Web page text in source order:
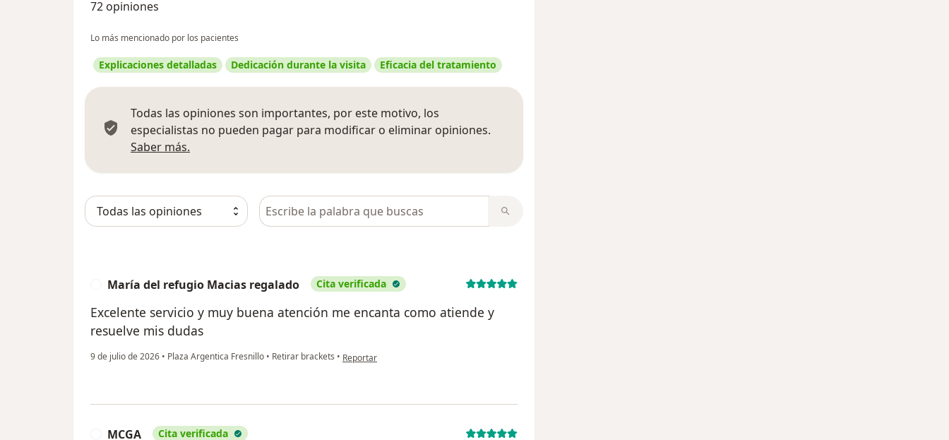
72 opiniones
Lo más mencionado por los pacientes
Explicaciones detalladas Dedicación durante la visita Eficacia del tratamiento
Todas las opiniones son importantes, por este motivo, los
especialistas no pueden pagar para modificar o eliminar opiniones.
Saber más.
Busca en opiniones
María del refugio Macias regalado Cita verificada
Excelente servicio y muy buena atención me encanta como atiende y
resuelve mis dudas
9 de julio de 2026 • Plaza Argentica Fresnillo • Retirar brackets • en opinión del usuario María del refugio Macias regalado
Reportar
MCGA Cita verificada